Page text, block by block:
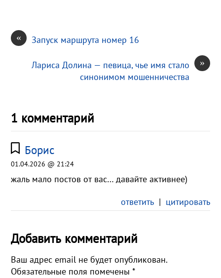
« Запуск маршрута номер 16
»
Лариса Долина — певица, чье имя стало
синонимом мошенничества
1 комментарий
Борис
01.04.2026 @ 21:24
жаль мало постов от вас… давайте активнее)
ответить| цитировать
Добавить комментарий
Ваш адрес email не будет опубликован.
Обязательные поля помечены*